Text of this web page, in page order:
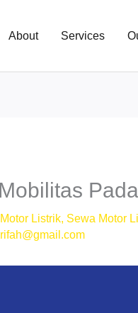
About Services
Listrik, Sewa Motor